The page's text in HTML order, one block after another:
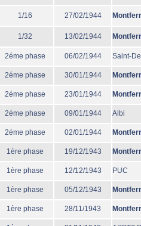
1/16 27/02/1944
1/32 13/02/1944
2éme phase 06/02/1944 Saint-
2éme phase 30/01/1944
2éme phase 23/01/1944
2éme phase 09/01/1944 Albi
2éme phase 02/01/1944
1ère phase 19/12/1943
1ère phase 12/12/1943 PUC
1ère phase 05/12/1943
1ère phase 28/11/1943